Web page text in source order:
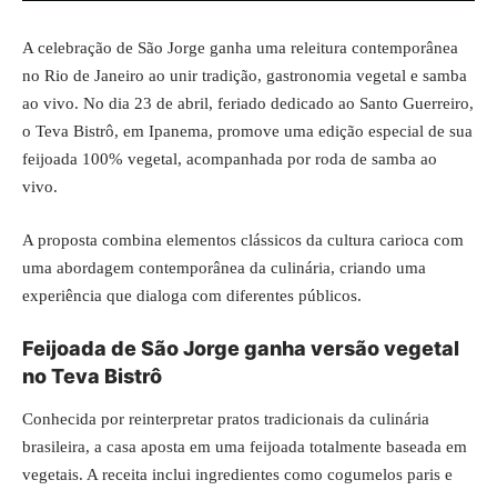
A celebração de São Jorge ganha uma releitura contemporânea
no Rio de Janeiro ao unir tradição, gastronomia vegetal e samba
ao vivo. No dia 23 de abril, feriado dedicado ao Santo Guerreiro,
o Teva Bistrô, em Ipanema, promove uma edição especial de sua
feijoada 100% vegetal, acompanhada por roda de samba ao
vivo.
A proposta combina elementos clássicos da cultura carioca com
uma abordagem contemporânea da culinária, criando uma
experiência que dialoga com diferentes públicos.
Feijoada de São Jorge ganha versão vegetal
no Teva Bistrô
Conhecida por reinterpretar pratos tradicionais da culinária
brasileira, a casa aposta em uma feijoada totalmente baseada em
vegetais. A receita inclui ingredientes como cogumelos paris e